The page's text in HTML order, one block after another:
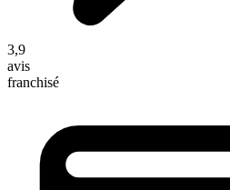
3,9
avis
franchisé